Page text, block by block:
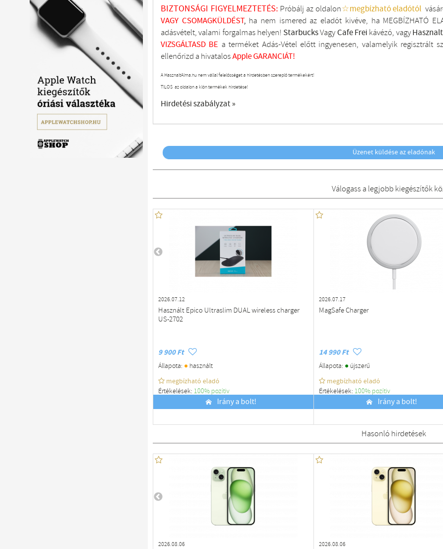
BIZTONSÁGI FIGYELMEZTETÉS: Próbálj az oldalon☆megbízható eladótól
VAGY CSOMAGKÜLDÉST, ha nem ismered az eladót kivéve, ha MEGBÍZHATÓ
adásvételt, valami forgalmas helyen! StarbucksVagyCafe Frei kávézó, vagy
VIZSGÁLTASD BE a terméket Adás-Vétel előtt ingyenesen, valamelyik regisztrált
ellenőrizd a hivatalosApple GARANCIÁT!
A HasznaltAlma.hu nem vállal felelősséget a hirdetésben szereplő termékekért!
TILOS az oldalon a klón termékek hirdetése!
Hirdetési szabályzat »
Üzenet küldése az eladónak
Válogass a legjobb kiegészítők
2026.07.12
Használt Epico Ultraslim DUAL wireless charger
US-2702
9 900 Ft
Állapota: ●használt
megbízható eladó
Értékelések: 100% pozítiv
Irány a bolt!
2026.07.17
MagSafe Charger
14 990 Ft
Állapota: ●újszerű
megbízható eladó
Értékelések: 100% pozítiv
Irány a bolt!
Hasonló hirdetések
2026.08.06 2026.08.06